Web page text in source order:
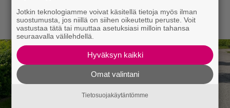
Jotkin teknologiamme voivat käsitellä tietoja myös ilman
suostumusta, jos niillä on siihen oikeutettu peruste. Voit
vastustaa tätä tai muuttaa asetuksiasi milloin tahansa
seuraavalla välilehdellä.
Hyväksyn kaikki
Omat valintani
Tietosuojakäytäntömme